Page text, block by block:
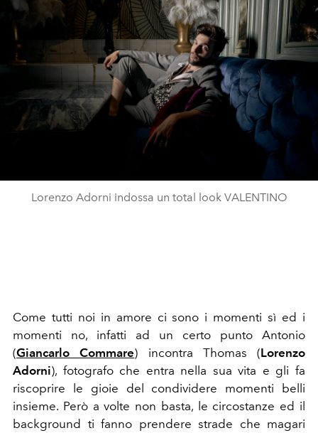
Lorenzo Adorni indossa un total look VALENTINO
Come tutti noi in amore ci sono i momenti sì ed i
momenti no, infatti ad un certo punto Antonio
(Giancarlo Commare) incontra Thomas (Lorenzo
Adorni), fotografo che entra nella sua vita e gli fa
riscoprire le gioie del condividere momenti belli
insieme. Però a volte non basta, le circostanze ed il
background ti fanno prendere strade che magari